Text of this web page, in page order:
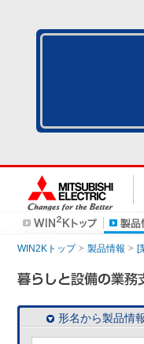
WIN2Kトップ 製品情報 [
形名から製品情